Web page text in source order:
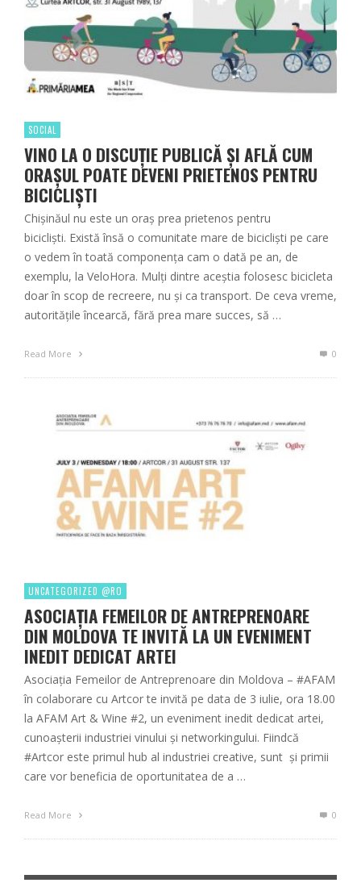
SOCIAL
VINO LA O DISCUȚIE PUBLICĂ ȘI AFLĂ CUM
ORAȘUL POATE DEVENI PRIETENOS PENTRU
BICICLIȘTI
Chișinăul nu este un oraș prea prietenos pentru
bicicliști. Există însă o comunitate mare de bicicliști pe care
o vedem în toată componența cam o dată pe an, de
exemplu, la VeloHora. Mulți dintre aceștia folosesc bicicleta
doar în scop de recreere, nu și ca transport. De ceva vreme,
autoritățile încearcă, fără prea mare succes, să …
Read More 0
UNCATEGORIZED @RO
ASOCIAȚIA FEMEILOR DE ANTREPRENOARE
DIN MOLDOVA TE INVITĂ LA UN EVENIMENT
INEDIT DEDICAT ARTEI
Asociația Femeilor de Antreprenoare din Moldova – #AFAM
în colaborare cu Artcor te invită pe data de 3 iulie, ora 18.00
la AFAM Art & Wine #2, un eveniment inedit dedicat artei,
cunoașterii industriei vinului și networkingului. Fiindcă
#Artcor este primul hub al industriei creative, sunt și primii
care vor beneficia de oportunitatea de a …
Read More 0